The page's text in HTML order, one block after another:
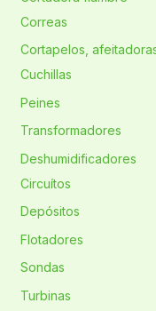
Correas
Cortapelos,
Cuchillas
Peines
Transformadores
Deshumidificadores
Circuítos
Depósitos
Flotadores
Sondas
Turbinas